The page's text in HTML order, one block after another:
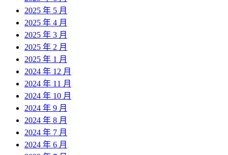
2025 年 5 月
2025 年 4 月
2025 年 3 月
2025 年 2 月
2025 年 1 月
2024 年 12 月
2024 年 11 月
2024 年 10 月
2024 年 9 月
2024 年 8 月
2024 年 7 月
2024 年 6 月